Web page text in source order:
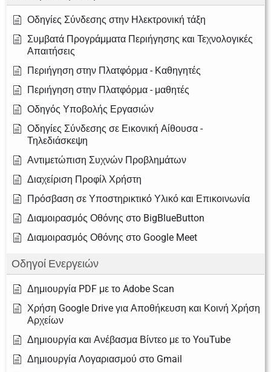
Οδηγίες Σύνδεσης στην Ηλεκτρονική τάξη
Συμβατά Προγράμματα Περιήγησης και Τεχνολογικές
Απαιτήσεις
Περιήγηση στην Πλατφόρμα - Καθηγητές
Περιήγηση στην Πλατφόρμα - μαθητές
Οδηγός Υποβολής Εργασιών
Οδηγίες Σύνδεσης σε Εικονική Αίθουσα -
Τηλεδιάσκεψη
Αντιμετώπιση Συχνών Προβλημάτων
Διαχείριση Προφίλ Χρήστη
Πρόσβαση σε Υποστηρικτικό Υλικό και Επικοινωνία
Διαμοιρασμός Οθόνης στο BigBlueButton
Διαμοιρασμός Οθόνης στο Google Meet
Οδηγοί Ενεργειών
Δημιουργία PDF με το Adobe Scan
Χρήση Google Drive για Αποθήκευση και Κοινή Χρήση
Αρχείων
Δημιουργία και Ανέβασμα Βίντεο με το YouTube
Δημιουργία Λογαριασμού στο Gmail